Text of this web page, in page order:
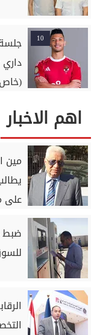
10
اهم الاخبار
مين
على